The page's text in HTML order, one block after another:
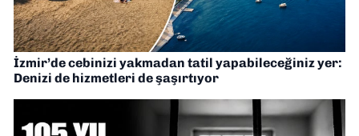
İzmir’de cebinizi yakmadan tatil yapabileceğiniz yer:
Denizi de hizmetleri de şaşırtıyor